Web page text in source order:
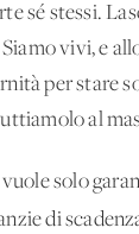
sé stessi.
vivi, e
per stare
al
solo
di